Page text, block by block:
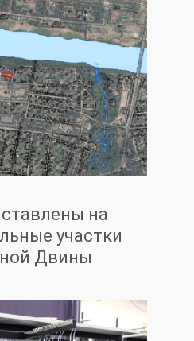
на
участки
Двины